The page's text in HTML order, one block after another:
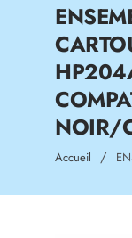
NOIR/
Accueil home